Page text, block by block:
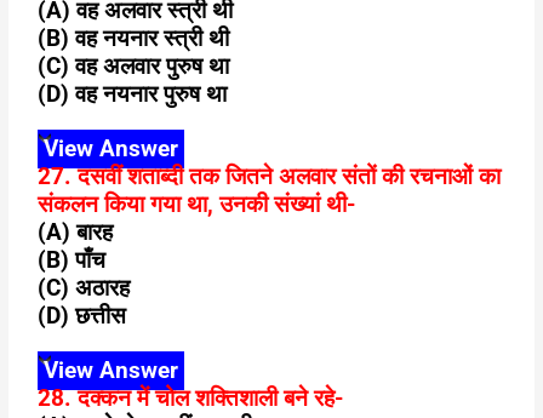
(A) वह अलवार स्त्री थी
(B) वह नयनार स्त्री थी
(C) वह अलवार पुरुष था
(D) वह नयनार पुरुष था
View Answer
27. दसवीं शताब्दी तक जितने अलवार संतों की रचनाओं का
संकलन किया गया था, उनकी संख्यां थी-
(A) बारह
(B) पाँच
(C) अठारह
(D) छत्तीस
View Answer
28. दक्कन में चोल शक्तिशाली बने रहे-